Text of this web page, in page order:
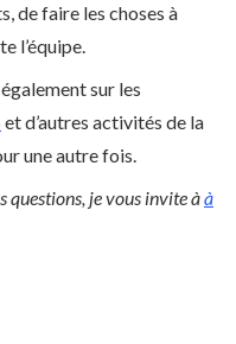
de faire les choses à
l’équipe.
sur les
et d’autres activités de la
une autre fois.
questions, je vous invite àà